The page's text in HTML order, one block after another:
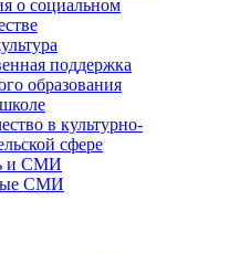
о социальном
поддержка
образования
в культурно-
сфере
и СМИ
СМИ